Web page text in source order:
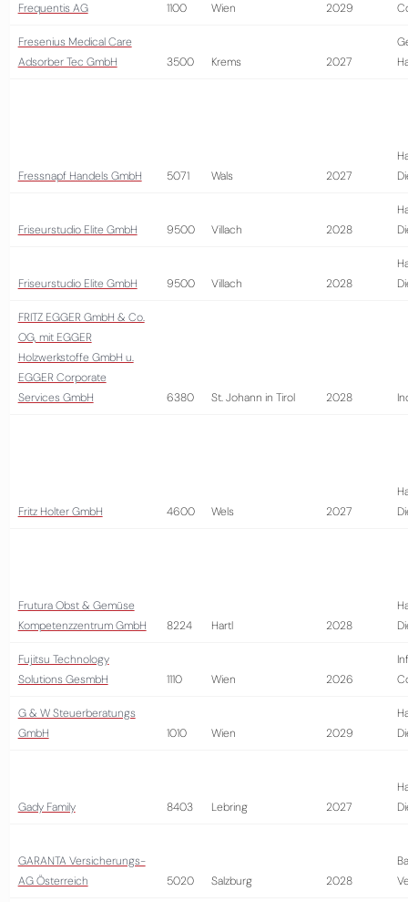
Frequentis AG 1100 Wien 2029
Fresenius Medical Care
Adsorber Tec GmbH
3500 Krems 2027
Fressnapf Handels GmbH 5071 Wals 2027
Friseurstudio Elite GmbH 9500 Villach 2028
Friseurstudio Elite GmbH 9500 Villach 2028
FRITZ EGGER GmbH & Co.
OG, mit EGGER
Holzwerkstoffe GmbH u.
EGGER Corporate
Services GmbH
6380 St. Johann in Tirol 2028
Fritz Holter GmbH 4600 Wels 2027
Frutura Obst & Gemüse
Kompetenzzentrum GmbH
8224 Hartl 2028
Fujitsu Technology
Solutions GesmbH
1110 Wien 2026
G & W Steuerberatungs
GmbH
1010 Wien 2029
Gady Family 8403 Lebring 2027
GARANTA Versicherungs-
AG Österreich
5020 Salzburg 2028